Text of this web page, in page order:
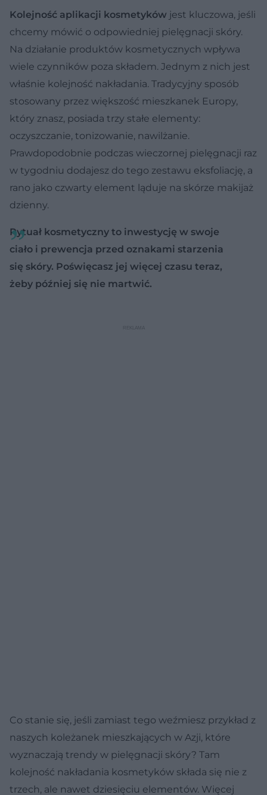
Kolejność aplikacji kosmetyków jest kluczowa, jeśli
chcemy mówić o odpowiedniej pielęgnacji skóry.
Na działanie produktów kosmetycznych wpływa
wiele czynników poza składem. Jednym z nich jest
właśnie kolejność nakładania. Tradycyjny sposób
stosowany przez większość mieszkanek Europy,
który znasz, posiada trzy stałe elementy:
oczyszczanie, tonizowanie, nawilżanie.
Prawdopodobnie podczas wieczornej pielęgnacji raz
w tygodniu dodajesz do tego zestawu eksfoliację, a
rano jako czwarty element ląduje na skórze makijaż
dzienny.
Rytuał kosmetyczny to inwestycję w swoje
ciało i prewencja przed oznakami starzenia
się skóry. Poświęcasz jej więcej czasu teraz,
żeby później się nie martwić.
Co stanie się, jeśli zamiast tego weźmiesz przykład z
naszych koleżanek mieszkających w Azji, które
wyznaczają trendy w pielęgnacji skóry? Tam
kolejność nakładania kosmetyków składa się nie z
trzech, ale nawet dziesięciu elementów. Więcej